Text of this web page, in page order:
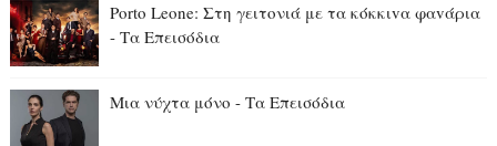
Porto Leone: Στη γειτονιά με τα κόκκιvα φαvάρια
- Τα Επεισόδια
Μια νύχτα μόνο - Τα Επεισόδια